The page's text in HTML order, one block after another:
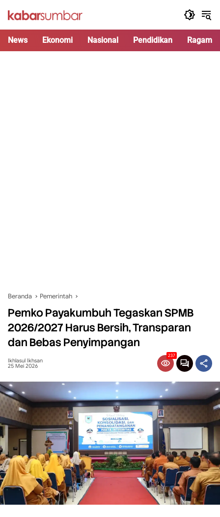
News Ekonomi Nasional Pendidikan Ragam
Beranda Pemerintah
Pemko Payakumbuh Tegaskan SPMB
2026/2027 Harus Bersih, Transparan
dan Bebas Penyimpangan
Ikhlasul Ikhsan
25 Mei 2026
237